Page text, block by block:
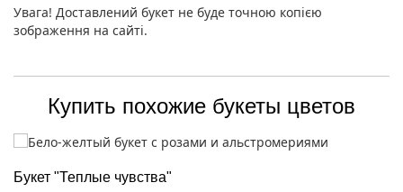
Увага! Доставлений букет не буде точною копією
зображення на сайті.
Купить похожие букеты цветов
Букет "Теплые чувства"